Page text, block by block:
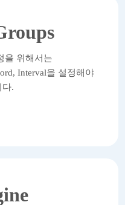
을 위해서는
Interval을 설정해야
다.